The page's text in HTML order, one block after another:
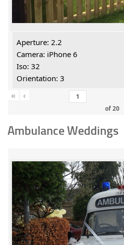
Aperture: 2.2
Camera: iPhone 6
Iso: 32
Orientation: 3
«
‹
of20
Ambulance Weddings